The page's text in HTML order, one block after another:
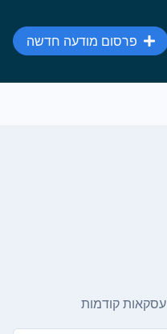
פרסום מודעה חדשה
עסקאות קודמות